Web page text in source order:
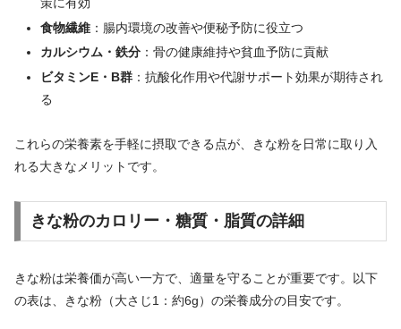
食物繊維：腸内環境の改善や便秘予防に役立つ
カルシウム・鉄分：骨の健康維持や貧血予防に貢献
ビタミンE・B群：抗酸化作用や代謝サポート効果が期待され
る
これらの栄養素を手軽に摂取できる点が、きな粉を日常に取り入
れる大きなメリットです。
きな粉のカロリー・糖質・脂質の詳細
きな粉は栄養価が高い一方で、適量を守ることが重要です。以下
の表は、きな粉（大さじ1：約6g）の栄養成分の目安です。